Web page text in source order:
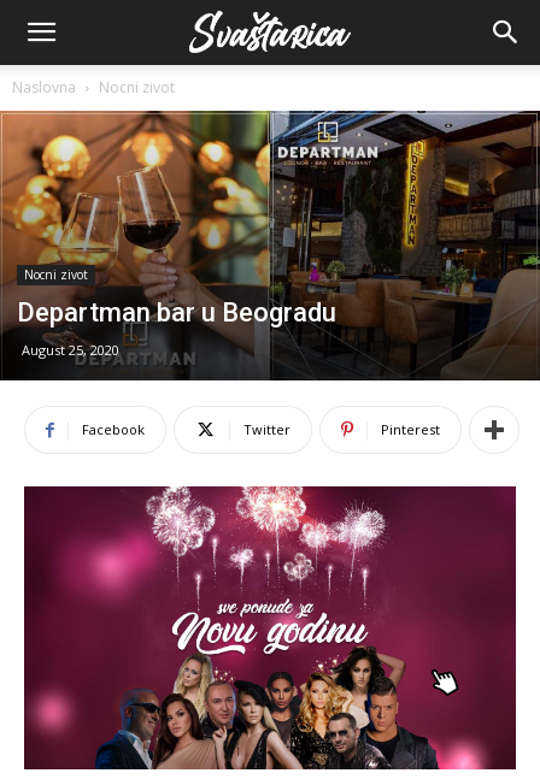
Naslovna Nocni zivot
Nocni zivot
Departman bar u Beogradu
August 25, 2020
Facebook Twitter Pinterest